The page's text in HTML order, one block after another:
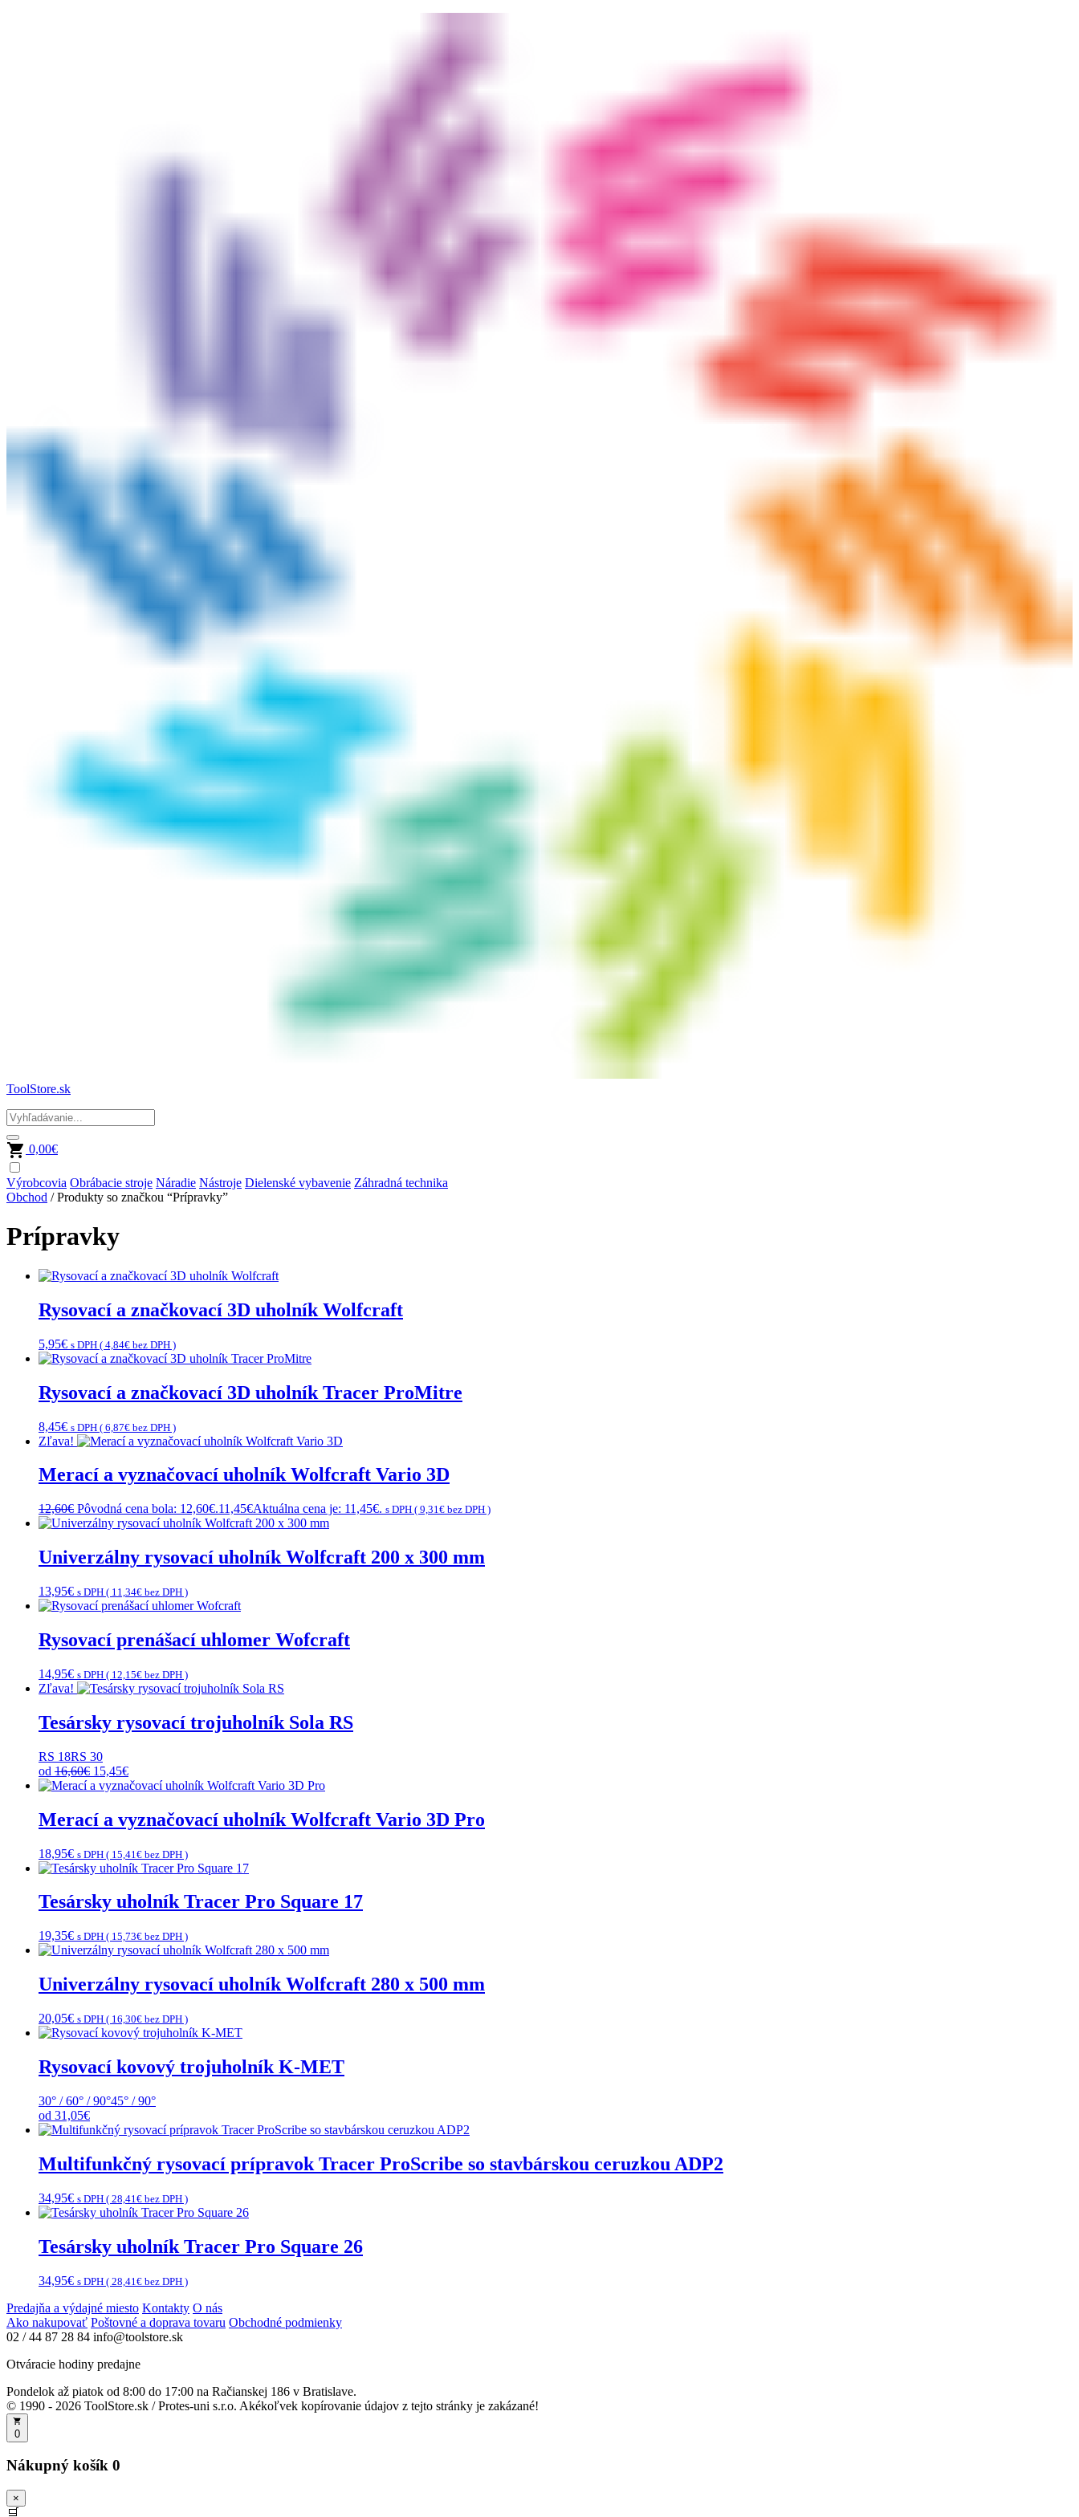
ToolStore.sk
0,00€
Výrobcovia Obrábacie stroje Náradie Nástroje Dielenské vybavenie Záhradná technika
Obchod / Produkty so značkou “Prípravky”
Prípravky
Rysovací a značkovací 3D uholník Wolfcraft
5,95€ s DPH ( 4,84€ bez DPH )
Rysovací a značkovací 3D uholník Tracer ProMitre
8,45€ s DPH ( 6,87€ bez DPH )
Zľava!
Merací a vyznačovací uholník Wolfcraft Vario 3D
12,60€ Pôvodná cena bola: 12,60€.11,45€Aktuálna cena je: 11,45€. s DPH ( 9,31€ bez DPH )
Univerzálny rysovací uholník Wolfcraft 200 x 300 mm
13,95€ s DPH ( 11,34€ bez DPH )
Rysovací prenášací uhlomer Wofcraft
14,95€ s DPH ( 12,15€ bez DPH )
Zľava!
Tesársky rysovací trojuholník Sola RS
RS 18RS 30
od 16,60€ 15,45€
Merací a vyznačovací uholník Wolfcraft Vario 3D Pro
18,95€ s DPH ( 15,41 € bez DPH )
Tesársky uholník Tracer Pro Square 17
19,35€ s DPH ( 15,73€ bez DPH )
Univerzálny rysovací uholník Wolfcraft 280 x 500 mm
20,05€ s DPH ( 16,30€ bez DPH )
Rysovací kovový trojuholník K-MET
30° / 60° / 90°45° / 90°
od 31,05€
Multifunkčný rysovací prípravok Tracer ProScribe so stavbárskou ceruzkou ADP2
34,95€ s DPH ( 28,41 € bez DPH )
Tesársky uholník Tracer Pro Square 26
34,95€ s DPH ( 28,41 € bez DPH )
Predajňa a výdajné miesto Kontakty O nás
Ako nakupovať Poštovné a doprava tovaru Obchodné podmienky
02 / 44 87 28 84 info@toolstore.sk
Otváracie hodiny predajne
Pondelok až piatok od 8:00 do 17:00 na Račianskej 186 v Bratislave.
© 1990 - 2026 ToolStore.sk / Protes-uni s.r.o. Akékoľvek kopírovanie údajov z tejto stránky je zakázané!
0
Nákupný košík 0
×
🛒